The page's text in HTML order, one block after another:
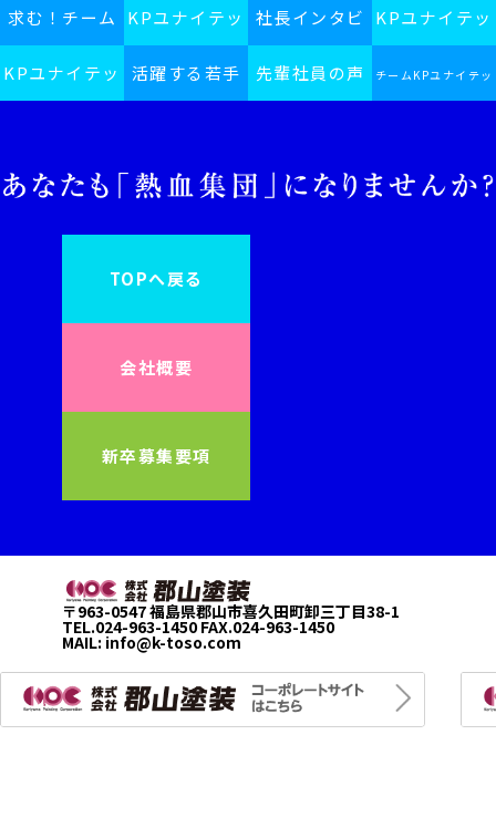
求む！チーム
KPユナイテッ
KPユナイテッ
ドグループス
社長インタビ
ュー
KPユナイテッ
ドグループの
KPユナイテッ
用ブログ
活躍する若手 先輩社員の声 チームKPユナイテッ
メーション
TOPへ戻る
会社概要
新卒募集要項
〒963-0547 福島県郡山市喜久田町卸三丁目38-1
TEL.024-963-1450 FAX.024-963-1450
MAIL: info@k-toso.com